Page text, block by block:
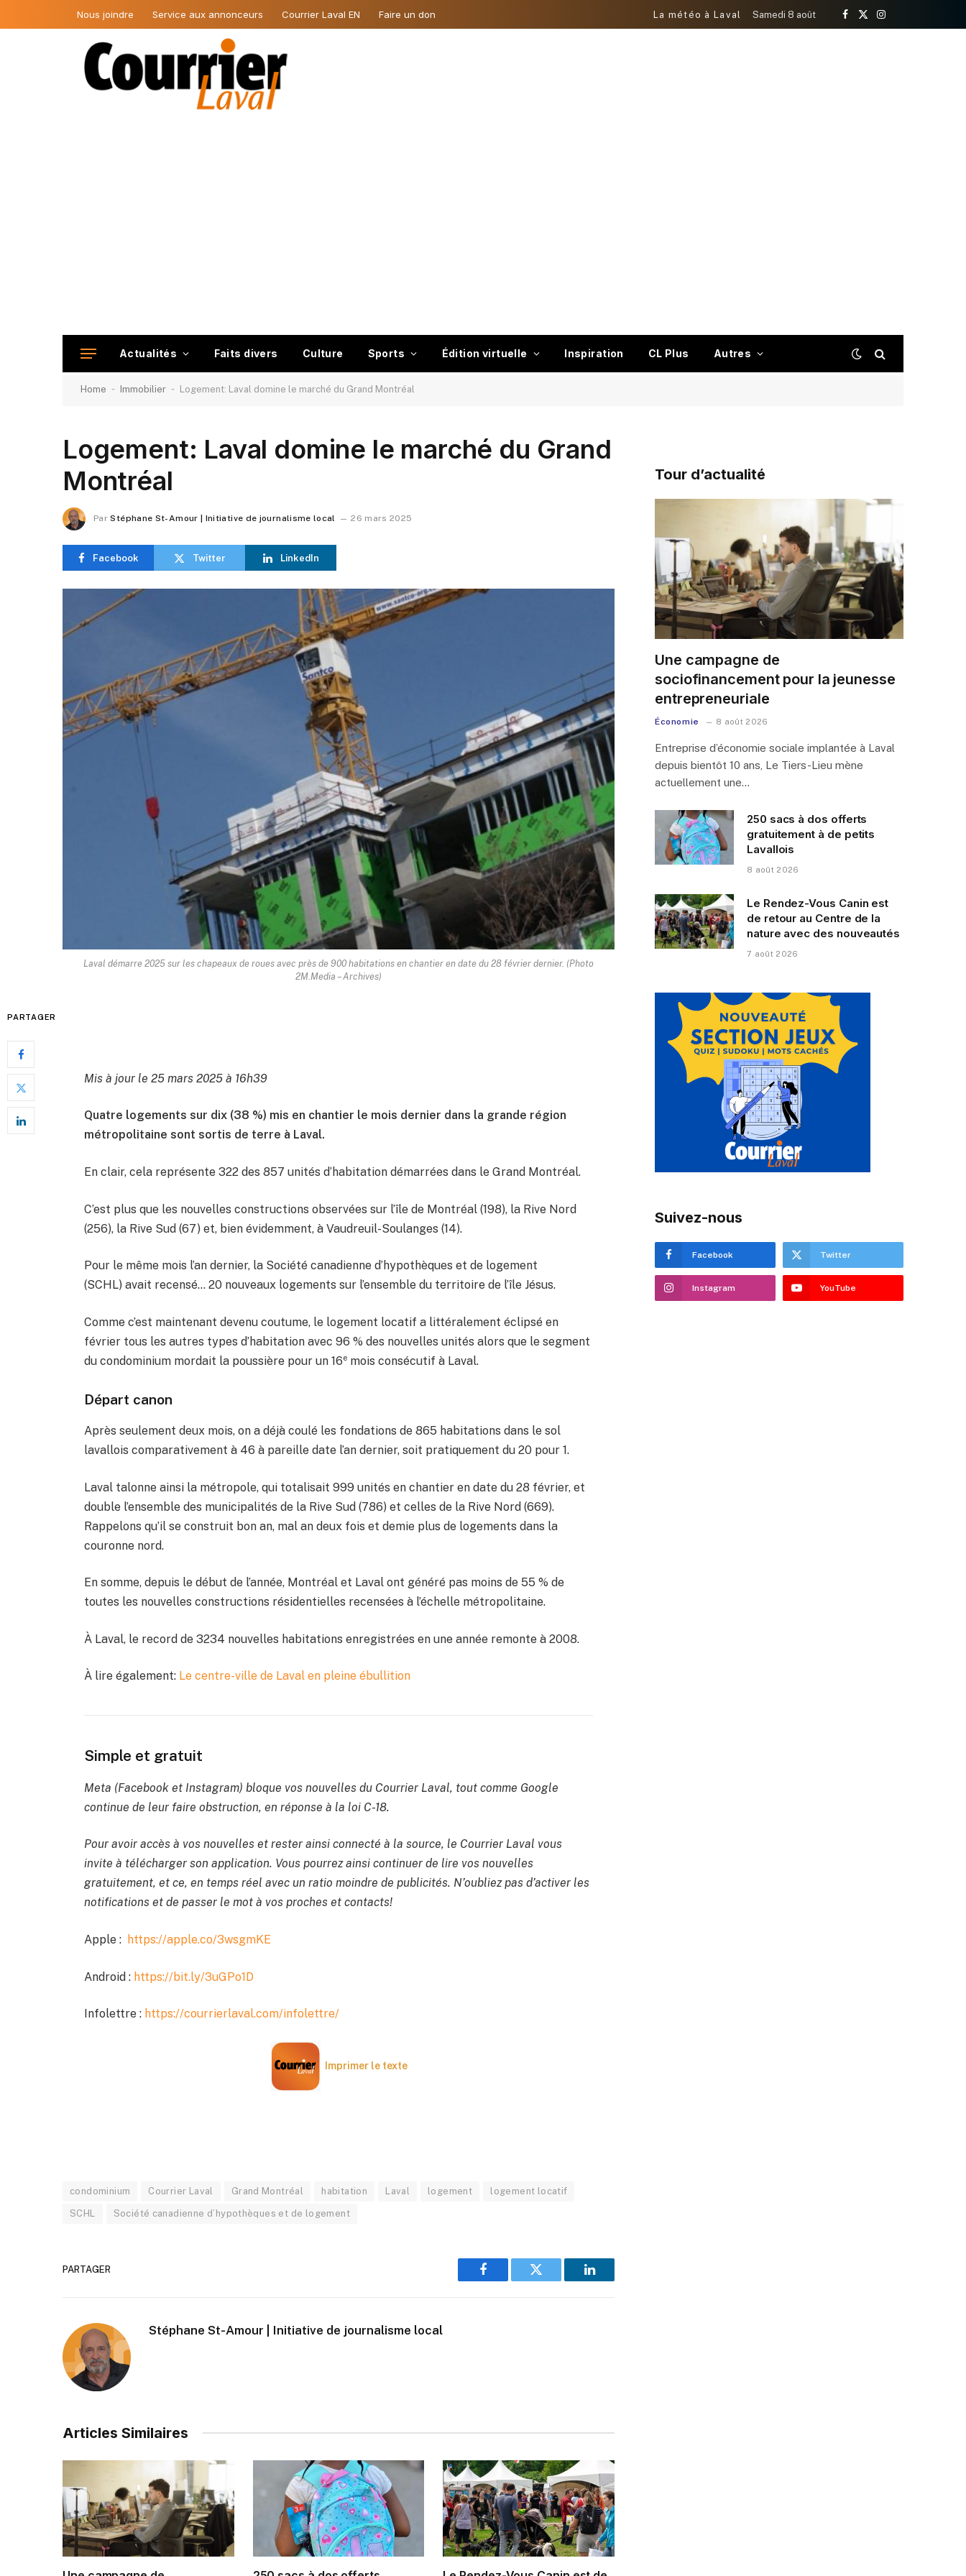
Nous joindre Service aux annonceurs Courrier Laval EN Faire un don La météo à Laval Samedi 8 août
Facebook
X
Instagram
Actualités Faits divers Culture Sports Édition virtuelle Inspiration CL Plus Autres
Home - Immobilier - Logement: Laval domine le marché du Grand Montréal
Logement: Laval domine le marché du Grand
Montréal
Par Stéphane St-Amour | Initiative de journalisme local 26 mars 2025
Facebook Twitter LinkedIn
Laval démarre 2025 sur les chapeaux de roues avec près de 900 habitations en chantier en date du 28 février dernier. (Photo
2M.Media – Archives)
PARTAGER
Mis à jour le 25 mars 2025 à 16h39
Quatre logements sur dix (38 %) mis en chantier le mois dernier dans la grande région
métropolitaine sont sortis de terre à Laval.
En clair, cela représente 322 des 857 unités d’habitation démarrées dans le Grand Montréal.
C’est plus que les nouvelles constructions observées sur l’île de Montréal (198), la Rive Nord
(256), la Rive Sud (67) et, bien évidemment, à Vaudreuil-Soulanges (14).
Pour le même mois l’an dernier, la Société canadienne d’hypothèques et de logement
(SCHL) avait recensé… 20 nouveaux logements sur l’ensemble du territoire de l’île Jésus.
Comme c’est maintenant devenu coutume, le logement locatif a littéralement éclipsé en
février tous les autres types d’habitation avec 96 % des nouvelles unités alors que le segment
du condominium mordait la poussière pour un 16e mois consécutif à Laval.
Départ canon
Après seulement deux mois, on a déjà coulé les fondations de 865 habitations dans le sol
lavallois comparativement à 46 à pareille date l’an dernier, soit pratiquement du 20 pour 1.
Laval talonne ainsi la métropole, qui totalisait 999 unités en chantier en date du 28 février, et
double l’ensemble des municipalités de la Rive Sud (786) et celles de la Rive Nord (669).
Rappelons qu’il se construit bon an, mal an deux fois et demie plus de logements dans la
couronne nord.
En somme, depuis le début de l’année, Montréal et Laval ont généré pas moins de 55 % de
toutes les nouvelles constructions résidentielles recensées à l’échelle métropolitaine.
À Laval, le record de 3234 nouvelles habitations enregistrées en une année remonte à 2008.
À lire également: Le centre-ville de Laval en pleine ébullition
Simple et gratuit
Meta (Facebook et Instagram) bloque vos nouvelles du Courrier Laval, tout comme Google
continue de leur faire obstruction, en réponse à la loi C-18.
Pour avoir accès à vos nouvelles et rester ainsi connecté à la source, le Courrier Laval vous
invite à télécharger son application. Vous pourrez ainsi continuer de lire vos nouvelles
gratuitement, et ce, en temps réel avec un ratio moindre de publicités. N’oubliez pas d’activer les
notifications et de passer le mot à vos proches et contacts!
Apple : https://apple.co/3wsgmKE
Android : https://bit.ly/3uGPo1D
Infolettre : https://courrierlaval.com/infolettre/
Imprimer le texte
condominium Courrier Laval Grand Montréal habitation Laval logement logement locatif
SCHL Société canadienne d’hypothèques et de logement
PARTAGER
Facebook Twitter LinkedIn
Stéphane St-Amour | Initiative de journalisme local
Articles Similaires
Tour d’actualité
Une campagne de
sociofinancement pour la jeunesse
entrepreneuriale
Économie 8 août 2026
Entreprise d’économie sociale implantée à Laval
depuis bientôt 10 ans, Le Tiers-Lieu mène
actuellement une…
250 sacs à dos offerts
gratuitement à de petits
Lavallois
8 août 2026
Le Rendez-Vous Canin est
de retour au Centre de la
nature avec des nouveautés
7 août 2026
Suivez-nous
Facebook Twitter
Instagram YouTube